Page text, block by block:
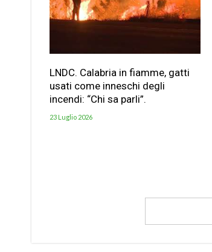
LNDC. Calabria in fiamme, gatti
usati come inneschi degli
incendi: “Chi sa parli”.
23 Luglio 2026